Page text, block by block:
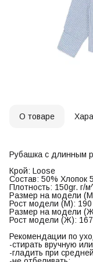
О товаре
Рубашка с длинным
Крой: Loose
Состав: 50% Хлопок
Плотность: 150gr. г/
Размер на модели
Рост модели (М): 190
Размер на модели
Рост модели (Ж): 167
Рекомендации по
-стирать вручную
-гладить при